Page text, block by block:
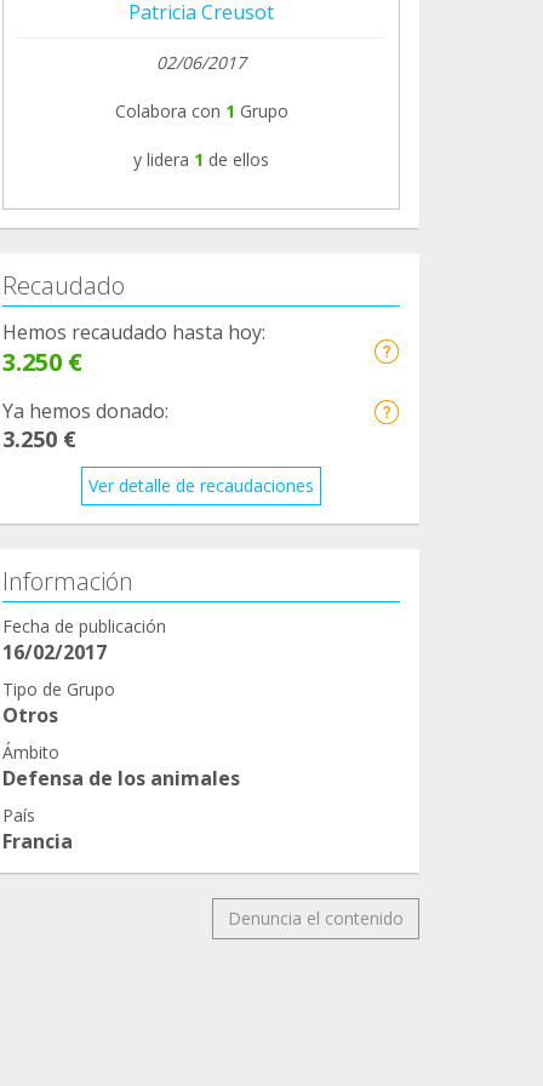
Patricia Creusot
02/06/2017
Colabora con 1 Grupo
y lidera 1 de ellos
Recaudado
Hemos recaudado hasta hoy:
3.250 €
Ya hemos donado:
3.250 €
Ver detalle de recaudaciones
Información
Fecha de publicación
16/02/2017
Tipo de Grupo
Otros
Ámbito
Defensa de los animales
País
Francia
Denuncia el contenido